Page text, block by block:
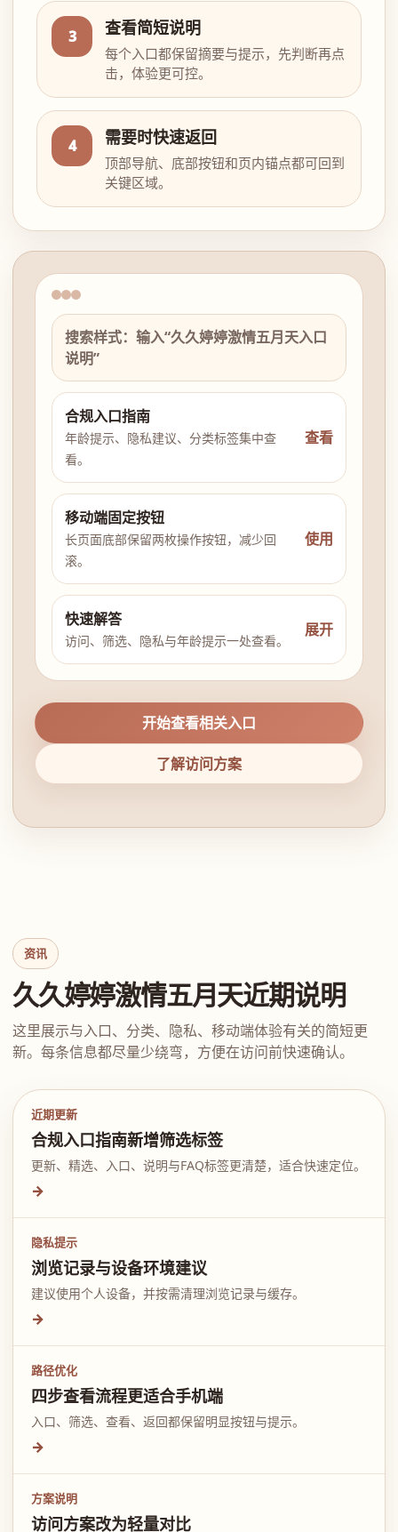
3 查看简短说明
每个入口都保留摘要与提示，先判断再点
击，体验更可控。
4 需要时快速返回
顶部导航、底部按钮和页内锚点都可回到
关键区域。
搜索样式：输入“久久婷婷激情五月天入口
说明”
合规入口指南
年龄提示、隐私建议、分类标签集中查
看。
查看
移动端固定按钮
长页面底部保留两枚操作按钮，减少回
滚。
使用
快速解答
访问、筛选、隐私与年龄提示一处查看。
展开
开始查看相关入口
了解访问方案
资讯
久久婷婷激情五月天近期说明
这里展示与入口、分类、隐私、移动端体验有关的简短更
新。每条信息都尽量少绕弯，方便在访问前快速确认。
近期更新
合规入口指南新增筛选标签
更新、精选、入口、说明与FAQ标签更清楚，适合快速定位。
→
隐私提示
浏览记录与设备环境建议
建议使用个人设备，并按需清理浏览记录与缓存。
→
路径优化
四步查看流程更适合手机端
入口、筛选、查看、返回都保留明显按钮与提示。
→
方案说明
访问方案改为轻量对比